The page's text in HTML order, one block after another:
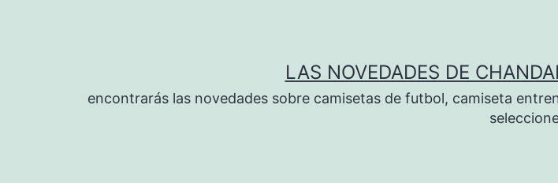
LAS NOVEDADES DE
encontrarás las novedades sobre camisetas de futbol, camiseta